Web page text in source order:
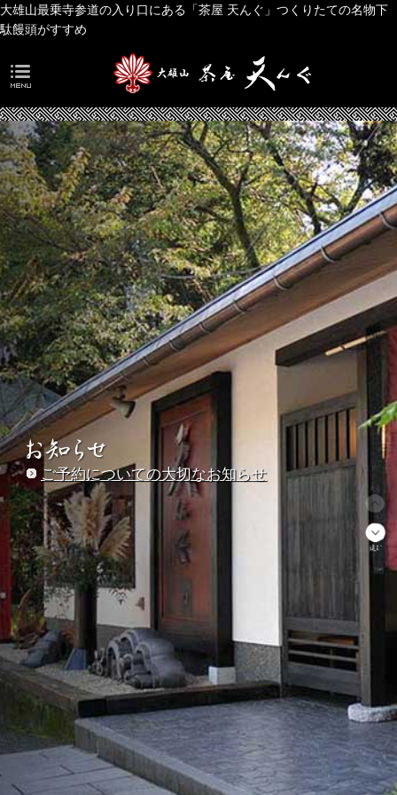
大雄山最乗寺参道の入り口にある「茶屋 天んぐ」つくりたての名物下
駄饅頭がすすめ
ご予約についての大切なお知らせ